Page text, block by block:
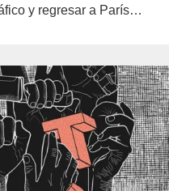
y regresar a París…